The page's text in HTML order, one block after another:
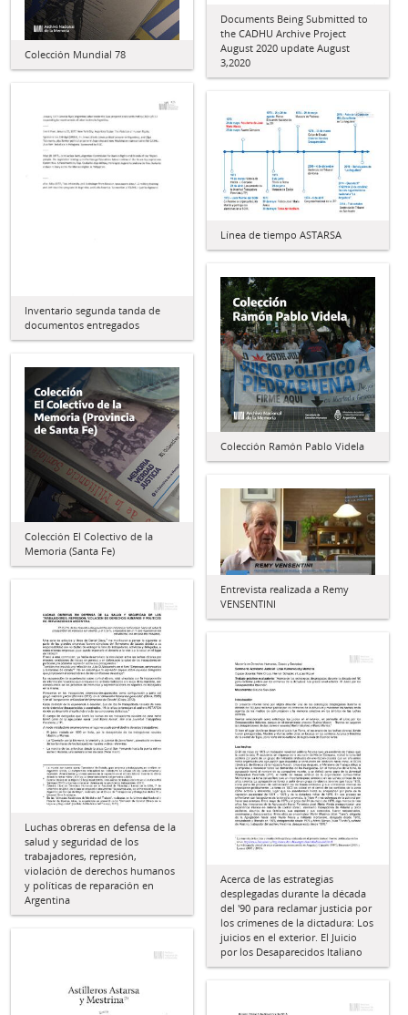
Colección Mundial 78
Documents Being Submitted to
the CADHU Archive Project
August 2020 update August
3,2020
Inventario segunda tanda de
documentos entregados
Línea de tiempo ASTARSA
Colección Ramón Pablo Videla
Colección El Colectivo de la
Memoria (Santa Fe)
Entrevista realizada a Remy
VENSENTINI
Luchas obreras en defensa de la
salud y seguridad de los
trabajadores, represión,
violación de derechos humanos
y políticas de reparación en
Argentina
Acerca de las estrategias
desplegadas durante la década
del '90 para reclamar justicia por
los crímenes de la dictadura: Los
juicios en el exterior. El Juicio
por los Desaparecidos Italiano